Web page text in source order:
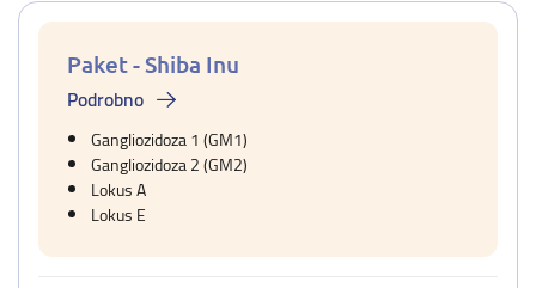
Paket - Shiba Inu
Podrobno
Gangliozidoza 1 (GM1)
Gangliozidoza 2 (GM2)
Lokus A
Lokus E